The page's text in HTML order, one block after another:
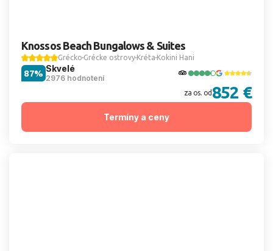
Knossos Beach Bungalows & Suites
Grécko Grécke ostrovy Kréta Kokini Hani
Skvelé
2976 hodnotení
87%
za os. od 852 €
Termíny a ceny